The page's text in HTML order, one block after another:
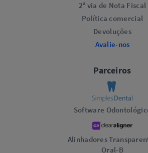
2ª via de Nota Fiscal
Política comercial
Devoluções
Avalie-nos
Parceiros
Software
Alinhadores
Oral-B